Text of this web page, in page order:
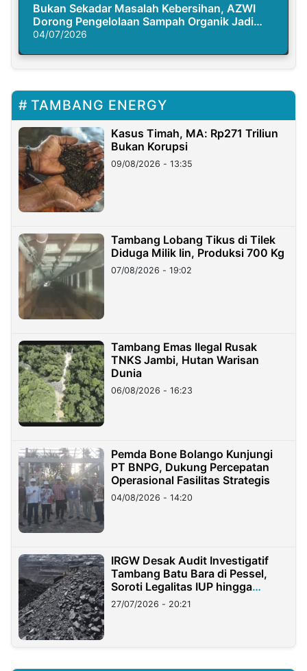
Bukan Sekadar Masalah Kebersihan, AZWI
Dorong Pengelolaan Sampah Organik Jadi
Solusi Krisis Iklim
04/07/2026
TAMBANG ENERGY
Kasus Timah, MA: Rp271 Triliun
Bukan Korupsi
09/08/2026 - 13:35
Tambang Lobang Tikus di Tilek
Diduga Milik Iin, Produksi 700 Kg
07/08/2026 - 19:02
Tambang Emas Ilegal Rusak
TNKS Jambi, Hutan Warisan
Dunia
06/08/2026 - 16:23
Pemda Bone Bolango Kunjungi
PT BNPG, Dukung Percepatan
Operasional Fasilitas Strategis
04/08/2026 - 14:20
IRGW Desak Audit Investigatif
Tambang Batu Bara di Pessel,
Soroti Legalitas IUP hingga
Stockpile
27/07/2026 - 20:21